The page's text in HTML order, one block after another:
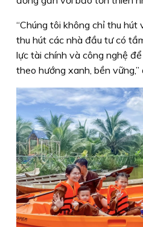
“Chúng tôi không chỉ thu hút
thu hút các nhà đầu tư có
lực tài chính và công nghệ
theo hướng xanh, bền